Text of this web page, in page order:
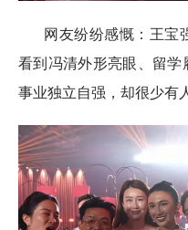
网友纷纷感慨：王宝
看到冯清外形亮眼、留学
事业独立自强，却很少有